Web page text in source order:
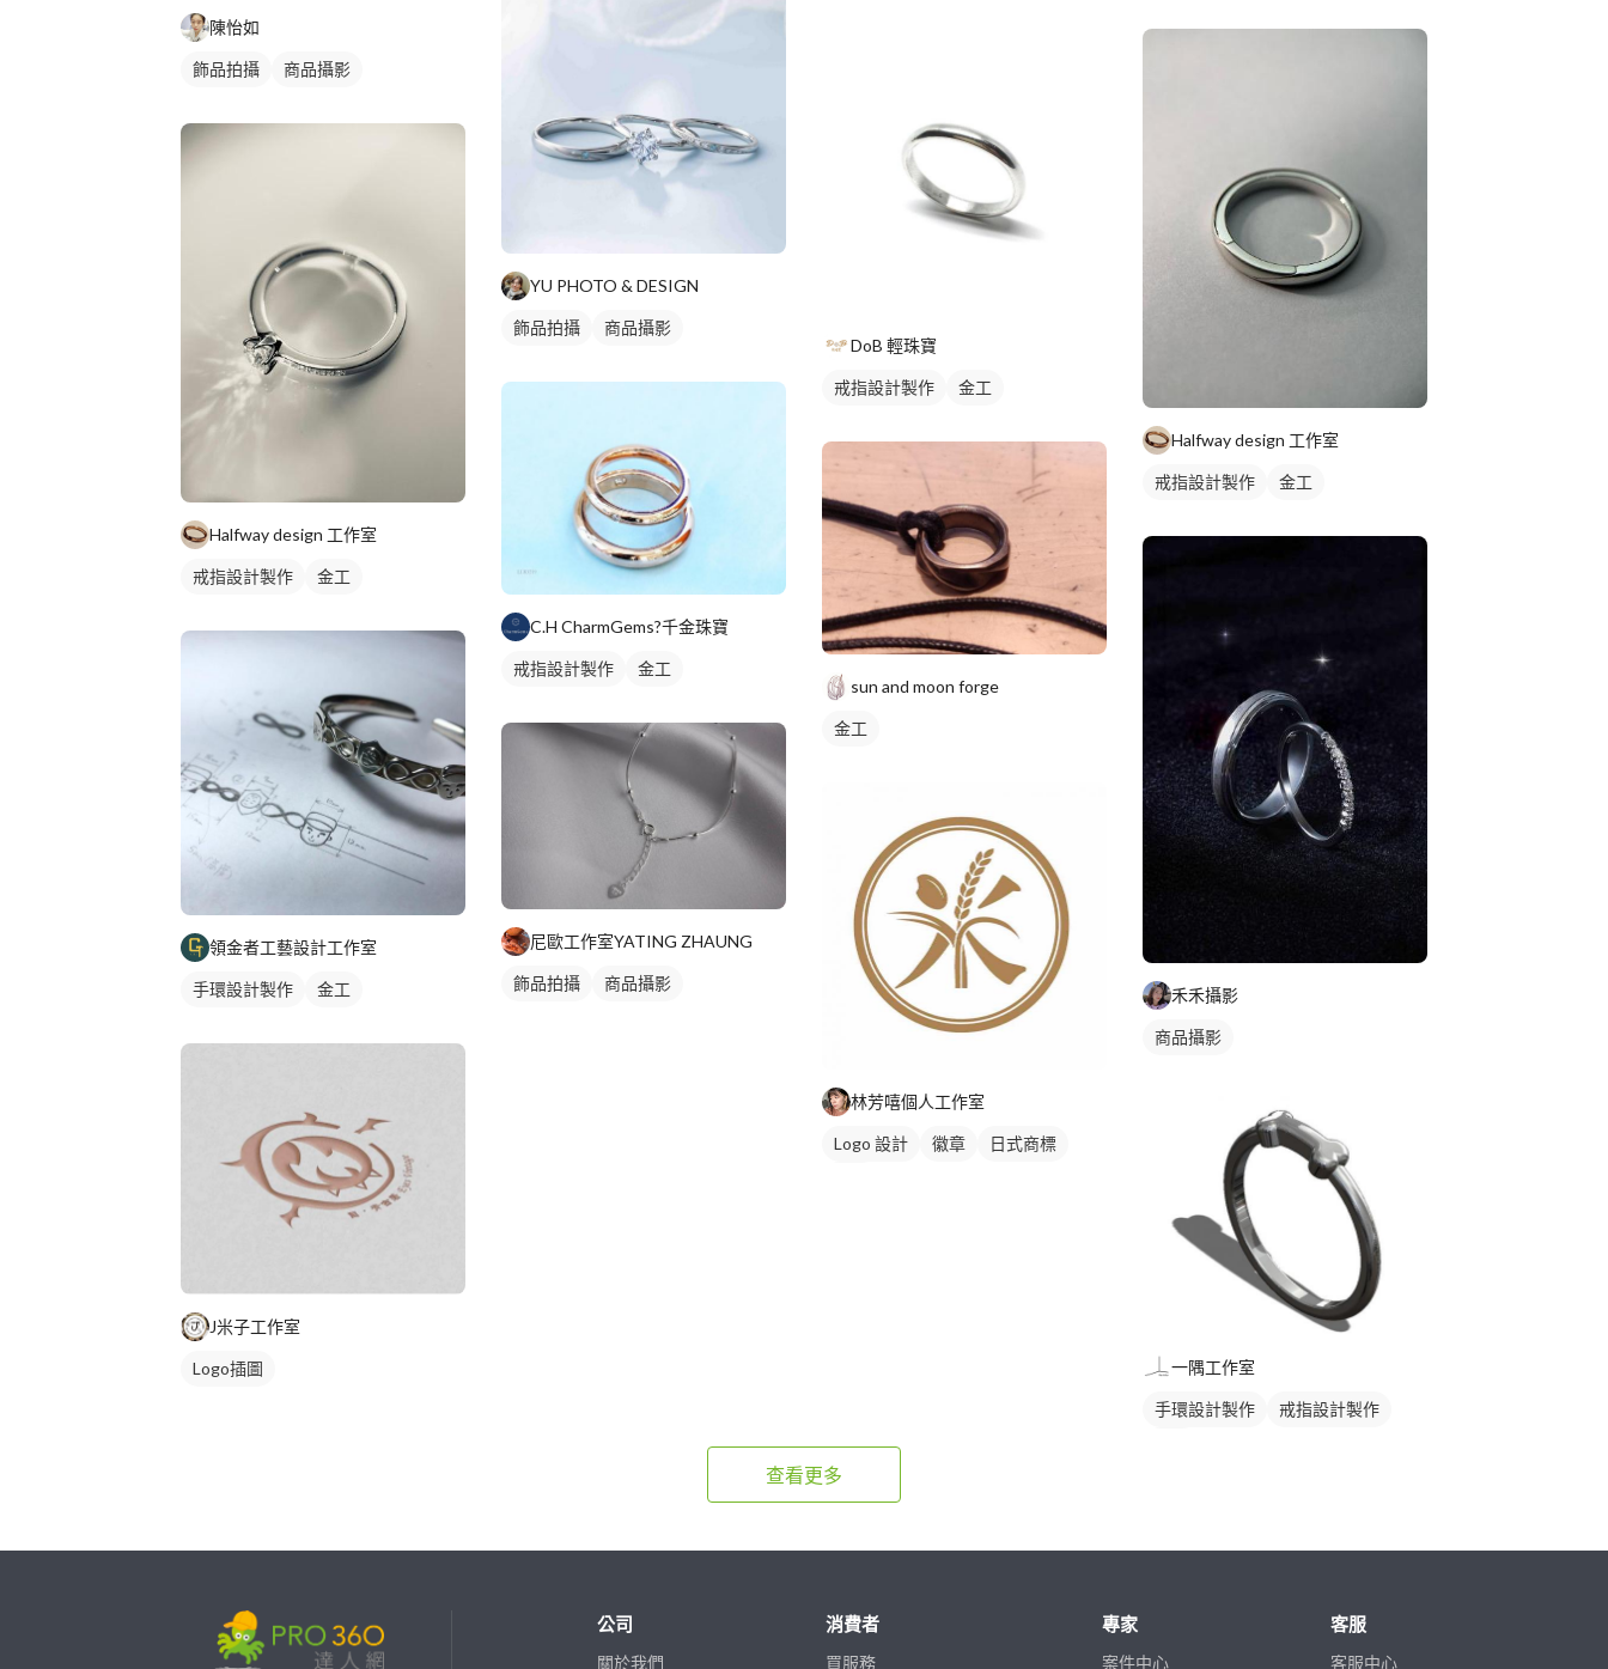
陳怡如
飾品拍攝 商品攝影
Halfway design 工作室
戒指設計製作 金工
領金者工藝設計工作室
手環設計製作 金工
J米子工作室
Logo插圖
YU PHOTO & DESIGN
飾品拍攝 商品攝影
C.H CharmGems?千金珠寶
戒指設計製作 金工
尼歐工作室YATING ZHAUNG
飾品拍攝 商品攝影
DoB 輕珠寶
戒指設計製作 金工
sun and moon forge
金工
林芳嘻個人工作室
Logo 設計 徽章
日式商標
Halfway design 工作室
戒指設計製作 金工
禾禾攝影
商品攝影
一隅工作室
手環設計製作
戒指設計製作
查看更多
公司
關於我們
消費者
買服務
專家
案件中心
客服
客服中心